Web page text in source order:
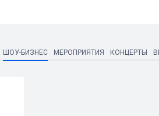
ШОУ-БИЗНЕС МЕРОПРИЯТИЯ КОНЦЕРТЫ